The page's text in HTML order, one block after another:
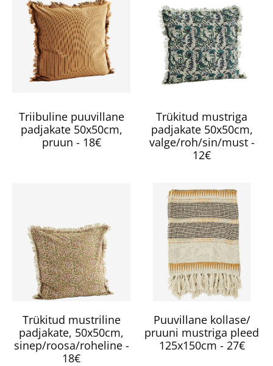
Triibuline puuvillane
padjakate 50x50cm,
pruun - 18€
Trükitud mustriga
padjakate 50x50cm,
valge/roh/sin/must -
12€
Trükitud mustriline
padjakate, 50x50cm,
sinep/roosa/roheline -
18€
Puuvillane kollase/
pruuni mustriga pleed
125x150cm - 27€